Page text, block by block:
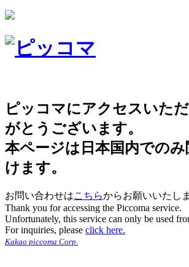
ピッコマにアクセスいた
がとうございます。
本ページは日本国内での
けます。
お問い合わせはこちらからお願いいたし
Thank you for accessing the Piccoma service.
Unfortunately, this service can only be used
For inquiries, please click here.
Kakao piccoma Corp.